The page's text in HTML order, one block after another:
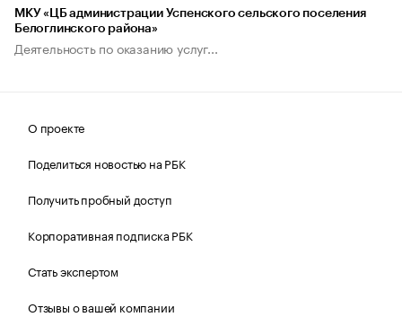
МКУ «ЦБ администрации Успенского сельского поселения
Белоглинского района»
Деятельность по оказанию услуг...
О проекте
Поделиться новостью на РБК
Получить пробный доступ
Корпоративная подписка РБК
Стать экспертом
Отзывы о вашей компании